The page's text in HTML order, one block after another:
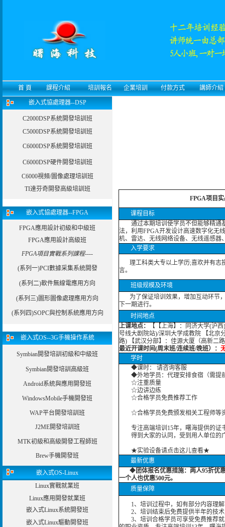
首 頁 課程介紹 培訓報名 企業培訓 付款方式 講師介紹
嵌入式協處理器--DSP
C2000DSP系統開發培訓班
C5000DSP系統開發培訓班
C6000DSP系統開發培訓班
C6000DSP硬件開發培訓班
C6000視頻/圖像處理培訓班
TI達芬奇開發高級培訓班
嵌入式協處理器--FPGA
FPGA應用設計初級和中級班
FPGA應用設計高級班
FPGA項目實戰系列課程----
(系列一)PCI數據采集系統開發
(系列二)軟件無線電應用方向
(系列三)圖形圖像處理應用方向
(系列四)SOPC與控制系統應用方向
嵌入式OS--3G手機操作系統
Symbian開發培訓初級和中級班
Symbian開發培訓高級班
Android系統與應用開發班
WindowsMobile手機開發班
WAP平台開發培訓班
J2ME開發培訓班
MTK初級和高級開發工程師班
Brew手機開發班
嵌入式OS-Linux
Linux實戰就業班
Linux應用開發就業班
嵌入式Linux系統開發班
嵌入式Linux驅動開發班
FPGA项目
课程目标
通过本期培训使学员不但能够精通
法，利用FPGA开发设计高速数字化无
机、雷达、无线网络设备、无线遥感器
入学要求
理工科类大专以上学历;喜欢并有志
言。
班级规模及环境
为了保证培训效果，增加互动环节，
下一期进行。
时间地点
上课地点：
【【上海】：同济大学(沪
号线大剧院站)/深圳大学成教院 【北京
路) 【武汉分部】：佳源大厦（高新二
最近开课时间(周末班/连续班/晚班）：
学时
◆课时： 请咨询客服
◆外地学员：代理安排食宿（需提
☆注重质量
☆边讲边练
☆合格学员免费推荐工作
☆合格学员免费颁发相关工程师等
专注高端培训15年，曙海提供的证
得到大家的认同，受到用人单位的
★实验设备请点击这儿查看★
最新优惠
◆团体报名优惠措施： 两人95折优
一个人也优惠500元。
质量保障
1、培训过程中，如有部分内容理解
2、培训结束后免费提供半年的技术
3、培训合格学员可享受免费推荐就